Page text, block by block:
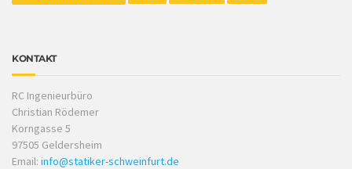
KONTAKT
RC Ingenieurbüro
Christian Rödemer
Korngasse 5
97505 Geldersheim
Email: info@statiker-schweinfurt.de